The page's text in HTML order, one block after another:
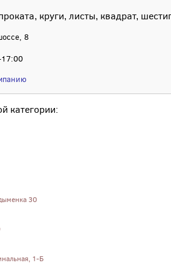
круги, листы, квадрат,
8
категории:
30
1-Б